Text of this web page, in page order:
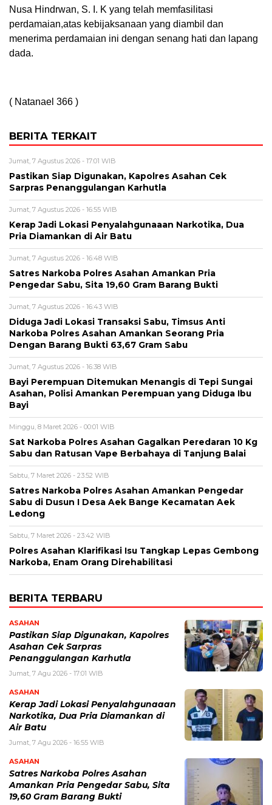
Nusa Hindrwan, S. I. K yang telah memfasilitasi
perdamaian,atas kebijaksanaan yang diambil dan
menerima perdamaian ini dengan senang hati dan lapang
dada.
( Natanael 366 )
BERITA TERKAIT
Jumat, 7 Agustus 2026 - 17:01 WIB
Pastikan Siap Digunakan, Kapolres Asahan Cek
Sarpras Penanggulangan Karhutla
Jumat, 7 Agustus 2026 - 16:55 WIB
Kerap Jadi Lokasi Penyalahgunaaan Narkotika, Dua
Pria Diamankan di Air Batu
Jumat, 7 Agustus 2026 - 16:48 WIB
Satres Narkoba Polres Asahan Amankan Pria
Pengedar Sabu, Sita 19,60 Gram Barang Bukti
Jumat, 7 Agustus 2026 - 16:43 WIB
Diduga Jadi Lokasi Transaksi Sabu, Timsus Anti
Narkoba Polres Asahan Amankan Seorang Pria
Dengan Barang Bukti 63,67 Gram Sabu
Jumat, 7 Agustus 2026 - 16:38 WIB
Bayi Perempuan Ditemukan Menangis di Tepi Sungai
Asahan, Polisi Amankan Perempuan yang Diduga Ibu
Bayi
Minggu, 8 Maret 2026 - 00:01 WIB
Sat Narkoba Polres Asahan Gagalkan Peredaran 10 Kg
Sabu dan Ratusan Vape Berbahaya di Tanjung Balai
Sabtu, 7 Maret 2026 - 23:52 WIB
Satres Narkoba Polres Asahan Amankan Pengedar
Sabu di Dusun I Desa Aek Bange Kecamatan Aek
Ledong
Sabtu, 7 Maret 2026 - 23:42 WIB
Polres Asahan Klarifikasi Isu Tangkap Lepas Gembong
Narkoba, Enam Orang Direhabilitasi
BERITA TERBARU
ASAHAN
Pastikan Siap Digunakan, Kapolres
Asahan Cek Sarpras
Penanggulangan Karhutla
Jumat, 7 Agu 2026 - 17:01 WIB
ASAHAN
Kerap Jadi Lokasi Penyalahgunaaan
Narkotika, Dua Pria Diamankan di
Air Batu
Jumat, 7 Agu 2026 - 16:55 WIB
ASAHAN
Satres Narkoba Polres Asahan
Amankan Pria Pengedar Sabu, Sita
19,60 Gram Barang Bukti